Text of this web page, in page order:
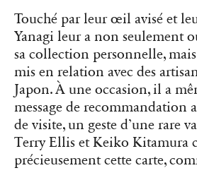
Touché par leur œil avisé et
Yanagi leur a non seulement
sa collection personnelle,
mis en relation avec des
Japon. À une occasion, il a
message de recommandation
de visite, un geste d’une rare
Terry Ellis et Keiko Kitamura
précieusement cette carte,